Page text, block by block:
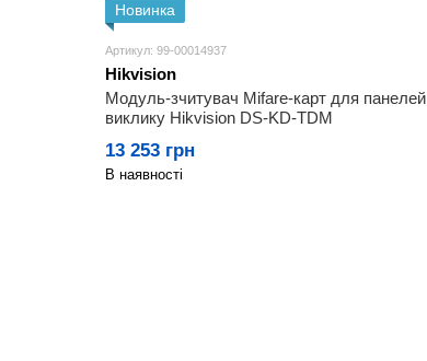
Новинка
Артикул: 99-00014937
Hikvision
Модуль-зчитувач Mifare-карт для панелей
виклику Hikvision DS-KD-TDM
13 253 грн
В наявності